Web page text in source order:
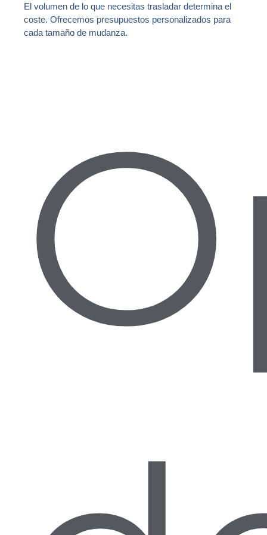
El volumen de lo que necesitas trasladar determina el
coste. Ofrecemos presupuestos personalizados para
cada tamaño de mudanza.